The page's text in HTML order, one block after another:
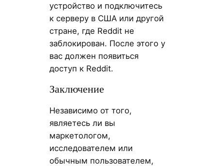
устройство и подключитесь
к серверу в США или другой
стране, где Reddit не
заблокирован. После этого у
вас должен появиться
доступ к Reddit.
Заключение
Независимо от того,
являетесь ли вы
маркетологом,
исследователем или
обычным пользователем,